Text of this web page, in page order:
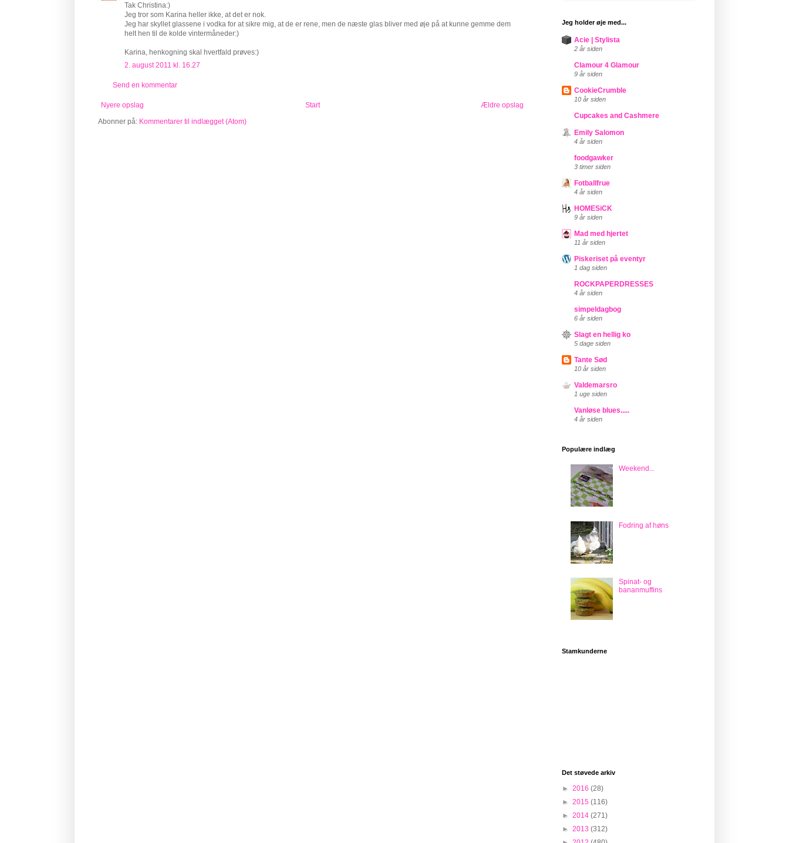
Tak Christina:)
Jeg tror som Karina heller ikke, at det er nok.
Jeg har skyllet glassene i vodka for at sikre mig, at de er rene, men de næste glas bliver med øje på at kunne gemme dem
helt hen til de kolde vintermåneder:)
Karina, henkogning skal hvertfald prøves:)
2. august 2011 kl. 16.27
Send en kommentar
Nyere opslag Ældre opslag
Start
Abonner på: Kommentarer til indlægget (Atom)
Jeg holder øje med...
Acie | Stylista
2 år siden
Clamour 4 Glamour
9 år siden
CookieCrumble
10 år siden
Cupcakes and Cashmere
Emily Salomon
4 år siden
foodgawker
3 timer siden
Fotballfrue
4 år siden
HOMESiCK
9 år siden
Mad med hjertet
11 år siden
Piskeriset på eventyr
1 dag siden
ROCKPAPERDRESSES
4 år siden
simpeldagbog
6 år siden
Slagt en hellig ko
5 dage siden
Tante Sød
10 år siden
Valdemarsro
1 uge siden
Vanløse blues.....
4 år siden
Populære indlæg
Weekend...
Fodring af høns
Spinat- og
bananmuffins
Stamkunderne
Det støvede arkiv
► 2016 (28)
► 2015 (116)
► 2014 (271)
► 2013 (312)